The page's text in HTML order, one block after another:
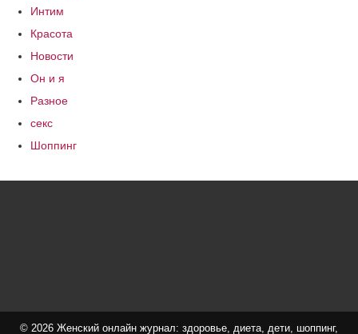
Интим
Красота
Новости
Он и я
Разное
секс
Шоппинг
© 2026 Женский онлайн журнал: здоровье, диета, дети, шоппинг,